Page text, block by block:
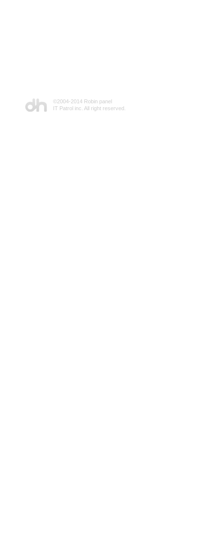
©2004-2014 Robin panel
IT Patrol inc. All right reserved.